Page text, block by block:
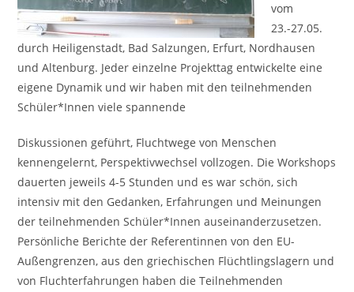
vom
23.-27.05.
durch Heiligenstadt, Bad Salzungen, Erfurt, Nordhausen
und Altenburg. Jeder einzelne Projekttag entwickelte eine
eigene Dynamik und wir haben mit den teilnehmenden
Schüler*Innen viele spannende
Diskussionen geführt, Fluchtwege von Menschen
kennengelernt, Perspektivwechsel vollzogen. Die Workshops
dauerten jeweils 4-5 Stunden und es war schön, sich
intensiv mit den Gedanken, Erfahrungen und Meinungen
der teilnehmenden Schüler*Innen auseinanderzusetzen.
Persönliche Berichte der Referentinnen von den EU-
Außengrenzen, aus den griechischen Flüchtlingslagern und
von Fluchterfahrungen haben die Teilnehmenden